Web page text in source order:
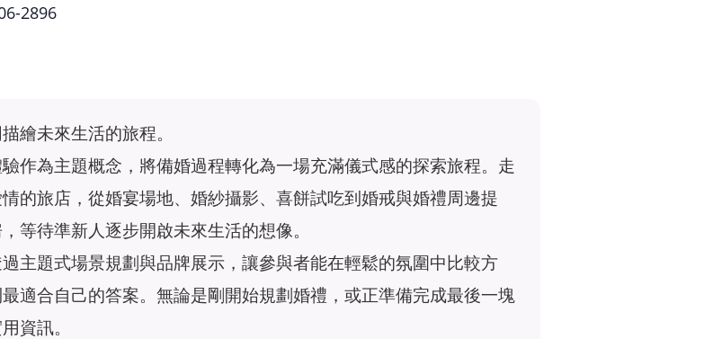
2896
繪未來生活的旅程。
作為主題概念，將備婚過程轉化為一場充滿儀式感的探索旅程。走
的旅店，從婚宴場地、婚紗攝影、喜餅試吃到婚戒與婚禮周邊提
等待準新人逐步開啟未來生活的想像。
主題式場景規劃與品牌展示，讓參與者能在輕鬆的氛圍中比較方
適合自己的答案。無論是剛開始規劃婚禮，或正準備完成最後一塊
資訊。